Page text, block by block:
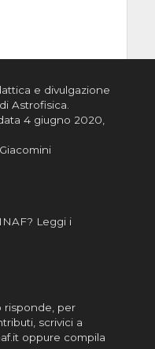
e divulgazione
Astrofisica.
4 giugno 2020,
Leggi i
risponde, per
scrivici a
oppure compila